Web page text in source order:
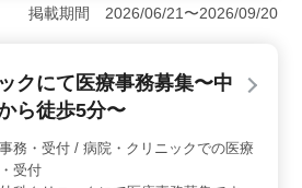
務経験5年以上必須。受付やレセプ
す。 週3〜5日の勤務もOKで、ワ
大切にする職場です。
掲載期間 2026/06/21〜2026/09/20
クにて医療事務募集〜中
ら徒歩5分〜
/ 病院・クリニックでの医療
受付